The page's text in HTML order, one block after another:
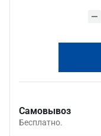
Самовывоз
Бесплатно.